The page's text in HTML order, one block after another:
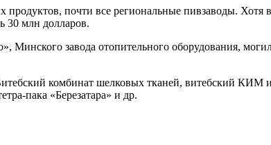
почти все региональные пивзаводы. Хотя
30 млн долларов.
Минского завода отопительного оборудования,
комбинат шелковых тканей, витебский КИМ и
пака «Березатара» и др.